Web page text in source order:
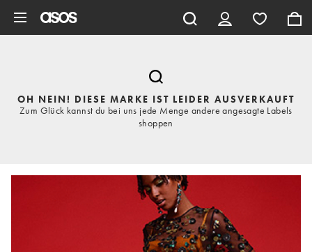
OH NEIN! DIESE MARKE IST LEIDER AUSVERKAUFT
Zum Glück kannst du bei uns jede Menge andere angesagte Labels
shoppen